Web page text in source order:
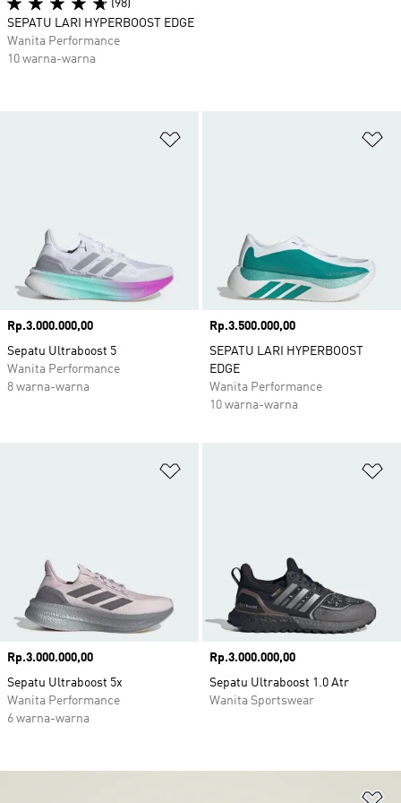
Harga
Rp.3.000.000,00
Sepatu Ultraboost 5
Wanita Performance
8 warna-warna
Harga
Rp.3.500.000,00
SEPATU LARI HYPERBOOST
EDGE
Wanita Performance
10 warna-warna
Harga
Rp.3.000.000,00
Sepatu Ultraboost 5x
Wanita Performance
6 warna-warna
Harga
Rp.3.000.000,00
Sepatu Ultraboost 1.0 Atr
Wanita Sportswear
(98)
SEPATU LARI HYPERBOOST EDGE
Wanita Performance
10 warna-warna